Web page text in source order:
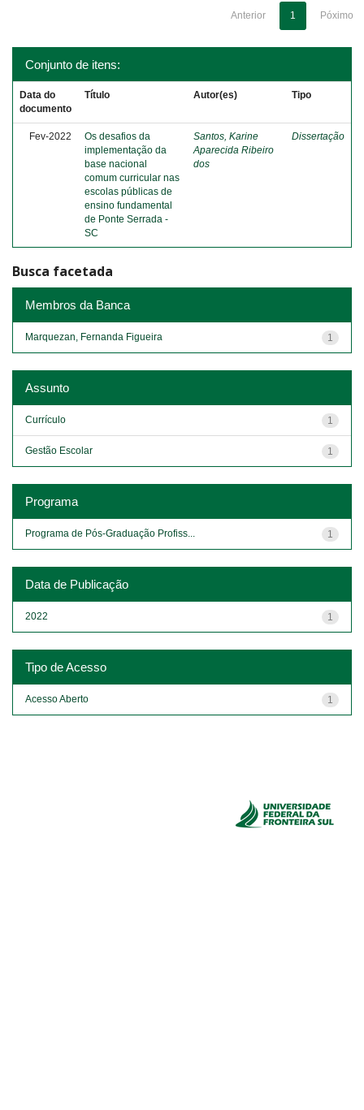
Anterior 1 Póximo
Conjunto de itens:
Data do
documento
Título Autor(es) Tipo
Fev-2022
Os desafios da
implementação da
base nacional
comum curricular nas
escolas públicas de
ensino fundamental
de Ponte Serrada -
SC
Santos, Karine
Aparecida Ribeiro
dos
Dissertação
Busca facetada
Membros da Banca
1
Marquezan, Fernanda Figueira
Assunto
1
Currículo
1
Gestão Escolar
Programa
1
Programa de Pós-Graduação Profiss...
Data de Publicação
1
2022
Tipo de Acesso
1
Acesso Aberto